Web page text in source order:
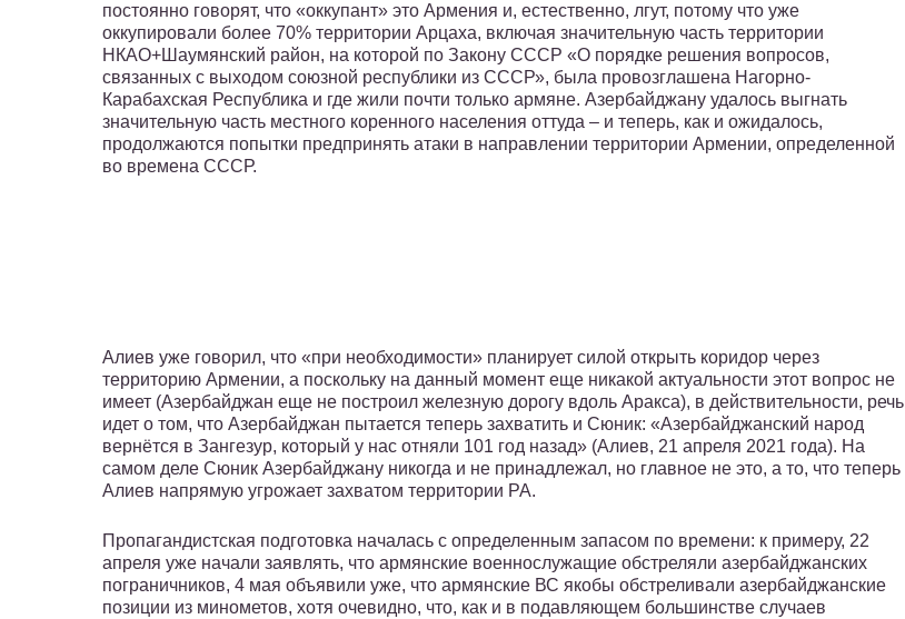
постоянно говорят, что «оккупант» это Армения и, естественно, лгут, потому что уже
оккупировали более 70% территории Арцаха, включая значительную часть территории
НКАО+Шаумянский район, на которой по Закону СССР «О порядке решения вопросов,
связанных с выходом союзной республики из СССР», была провозглашена Нагорно-
Карабахская Республика и где жили почти только армяне. Азербайджану удалось выгнать
значительную часть местного коренного населения оттуда – и теперь, как и ожидалось,
продолжаются попытки предпринять атаки в направлении территории Армении, определенной
во времена СССР.
Алиев уже говорил, что «при необходимости» планирует силой открыть коридор через
территорию Армении, а поскольку на данный момент еще никакой актуальности этот вопрос не
имеет (Азербайджан еще не построил железную дорогу вдоль Аракса), в действительности, речь
идет о том, что Азербайджан пытается теперь захватить и Сюник: «Азербайджанский народ
вернётся в Зангезур, который у нас отняли 101 год назад» (Алиев, 21 апреля 2021 года). На
самом деле Сюник Азербайджану никогда и не принадлежал, но главное не это, а то, что теперь
Алиев напрямую угрожает захватом территории РА.
Пропагандистская подготовка началась с определенным запасом по времени: к примеру, 22
апреля уже начали заявлять, что армянские военнослужащие обстреляли азербайджанских
пограничников, 4 мая объявили уже, что армянские ВС якобы обстреливали азербайджанские
позиции из минометов, хотя очевидно, что, как и в подавляющем большинстве случаев